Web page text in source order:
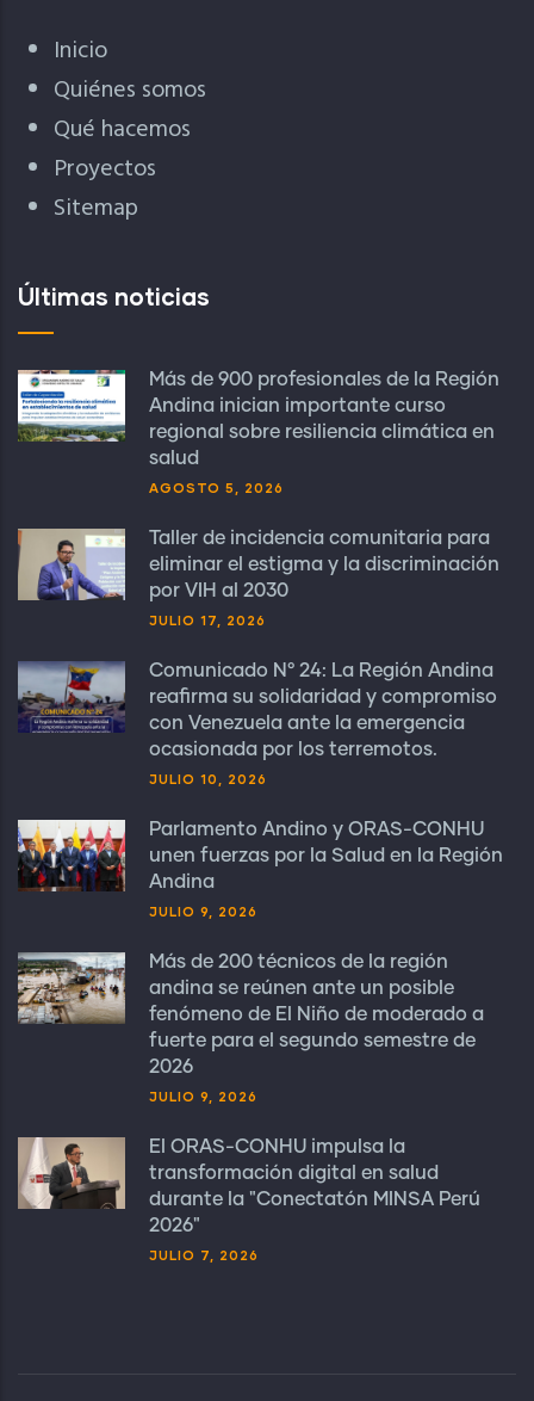
Inicio
Quiénes somos
Qué hacemos
Proyectos
Sitemap
Últimas noticias
Más de 900 profesionales de la Región
Andina inician importante curso
regional sobre resiliencia climática en
salud
AGOSTO 5, 2026
Taller de incidencia comunitaria para
eliminar el estigma y la discriminación
por VIH al 2030
JULIO 17, 2026
Comunicado N° 24: La Región Andina
reafirma su solidaridad y compromiso
con Venezuela ante la emergencia
ocasionada por los terremotos.
JULIO 10, 2026
Parlamento Andino y ORAS-CONHU
unen fuerzas por la Salud en la Región
Andina
JULIO 9, 2026
Más de 200 técnicos de la región
andina se reúnen ante un posible
fenómeno de El Niño de moderado a
fuerte para el segundo semestre de
2026
JULIO 9, 2026
El ORAS-CONHU impulsa la
transformación digital en salud
durante la "Conectatón MINSA Perú
2026"
JULIO 7, 2026